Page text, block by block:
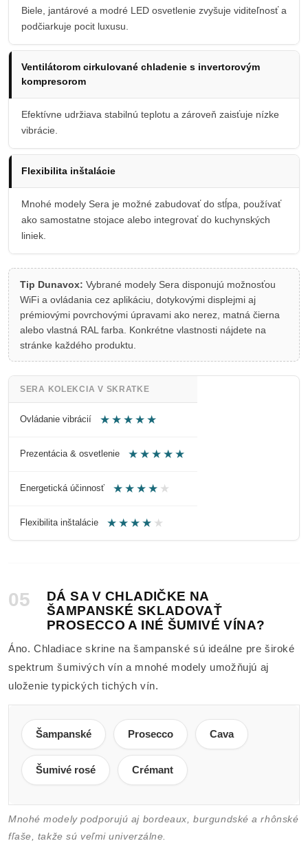
Biele, jantárové a modré LED osvetlenie zvyšuje viditeľnosť a
podčiarkuje pocit luxusu.
Ventilátorom cirkulované chladenie s invertorovým
kompresorom
Efektívne udržiava stabilnú teplotu a zároveň zaisťuje nízke
vibrácie.
Flexibilita inštalácie
Mnohé modely Sera je možné zabudovať do stĺpa, používať
ako samostatne stojace alebo integrovať do kuchynských
liniek.
Tip Dunavox: Vybrané modely Sera disponujú možnosťou
WiFi a ovládania cez aplikáciu, dotykovými displejmi aj
prémiovými povrchovými úpravami ako nerez, matná čierna
alebo vlastná RAL farba. Konkrétne vlastnosti nájdete na
stránke každého produktu.
SERA KOLEKCIA V SKRATKE
Ovládanie vibrácií ★★★★★
Prezentácia & osvetlenie ★★★★★
Energetická účinnosť ★★★★ ★
Flexibilita inštalácie ★★★★ ★
05
DÁ SA V CHLADIČKE NA
ŠAMPANSKÉ SKLADOVAŤ
PROSECCO A INÉ ŠUMIVÉ VÍNA?
Áno. Chladiace skrine na šampanské sú ideálne pre široké
spektrum šumivých vín a mnohé modely umožňujú aj
uloženie typických tichých vín.
Šampanské Prosecco Cava
Šumivé rosé Crémant
Mnohé modely podporujú aj bordeaux, burgundské a rhônské
fľaše, takže sú veľmi univerzálne.